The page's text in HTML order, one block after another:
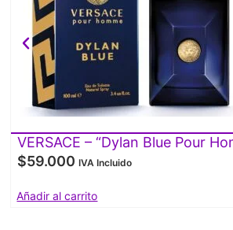
VERSACE – “Dylan Blue Pour
$59.000 IVA Incluido
Añadir al carrito